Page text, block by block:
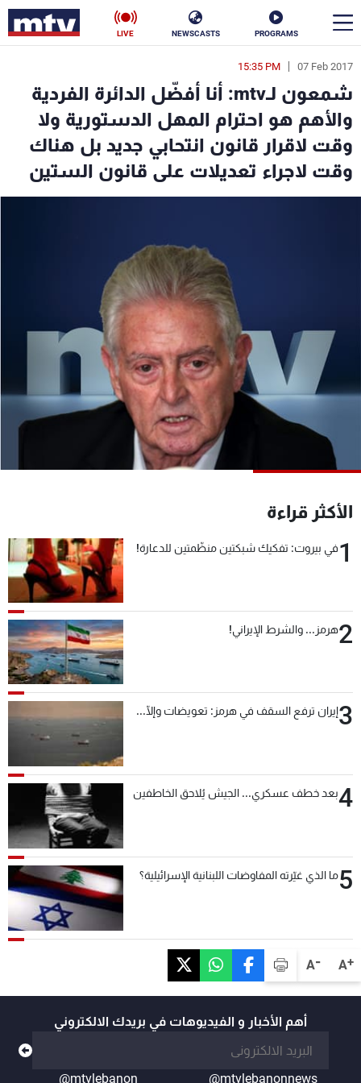
PROGRAMS
NEWSCASTS
LIVE
A+
A-
07 Feb 2017
15:35 PM
شمعون لـmtv: أنا أفضّل الدائرة الفردية
والأهم هو احترام المهل الدستورية ولا
وقت لاقرار قانون انتحابي جديد بل هناك
وقت لاجراء تعديلات على قانون الستين
الأكثر قراءة
1في بيروت: تفكيك شبكتين منظّمتين للدعارة!
2هرمز... والشرط الإيراني!
3إيران ترفع السقف في هرمز: تعويضات وإلّا...
4بعد خطف عسكري... الجيش يُلاحق الخاطفين
5ما الذي غيّرته المفاوضات اللبنانية الإسرائيلية؟
أهم الأخبار و الفيديوهات في بريدك الالكتروني
@mtvlebanonnews
@mtvlebanon
en
الأخبار
سياسة ناس
إقتصاد فن
البرامج
جدول البرامج
شاهد البرامج
الترددات
عن MTV
الإنـتـاج
وظائف
تواصل معنا